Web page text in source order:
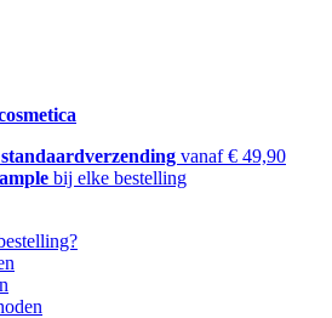
vanaf € 49,90
bij elke bestelling